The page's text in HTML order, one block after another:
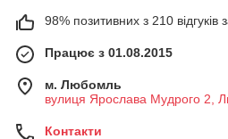
98% позитивних з 210 відгуків
Працює з 01.08.2015
м. Любомль
вулиця Ярослава Мудрого 2,
Контакти